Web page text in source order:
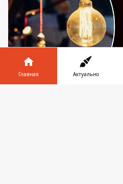
Главная Актуально